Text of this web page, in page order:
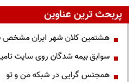
پربحث ترین عناوین
هشتمین کلان شهر ایران
سوابق بیمه شدگان روی سایت
همجنس گرایی در شبکه من و تو